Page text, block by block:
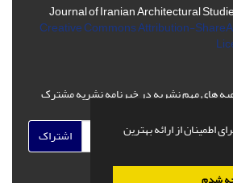
اطمینان از ارائه بهترین
Journal of Iranian Architectural
Creative Commons Attribution-
های مهم نشریه در خبرنامه نشریه مشترک
اشتراک